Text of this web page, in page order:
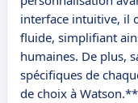
interface intuitive, il
fluide, simplifiant
humaines. De plus,
spécifiques de
de choix à Watson.**